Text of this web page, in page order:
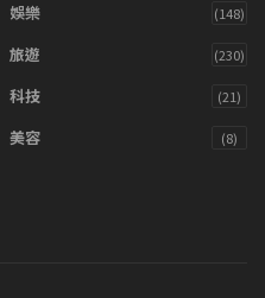
娛樂 (148)
旅遊 (230)
科技 (21)
美容 (8)